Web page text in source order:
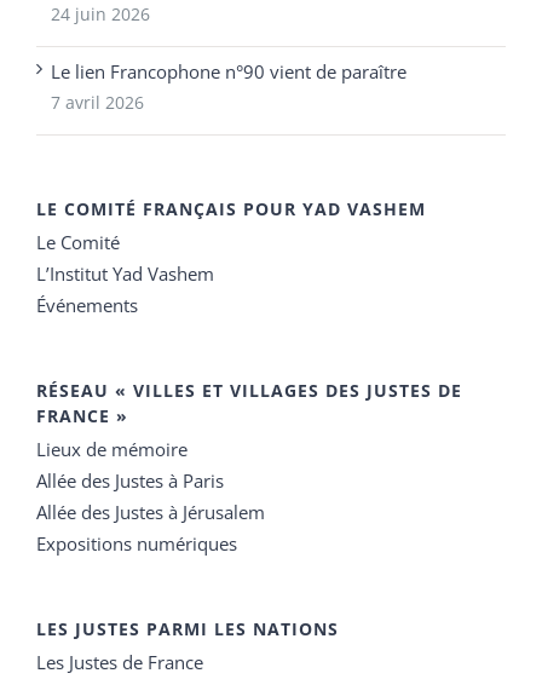
24 juin 2026
Le lien Francophone n°90 vient de paraître
7 avril 2026
LE COMITÉ FRANÇAIS POUR YAD VASHEM
Le Comité
L’Institut Yad Vashem
Événements
RÉSEAU « VILLES ET VILLAGES DES JUSTES DE
FRANCE »
Lieux de mémoire
Allée des Justes à Paris
Allée des Justes à Jérusalem
Expositions numériques
LES JUSTES PARMI LES NATIONS
Les Justes de France